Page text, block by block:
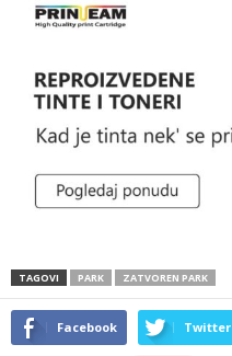
TAGOVI PARK ZATVOREN PARK
Facebook Twitter